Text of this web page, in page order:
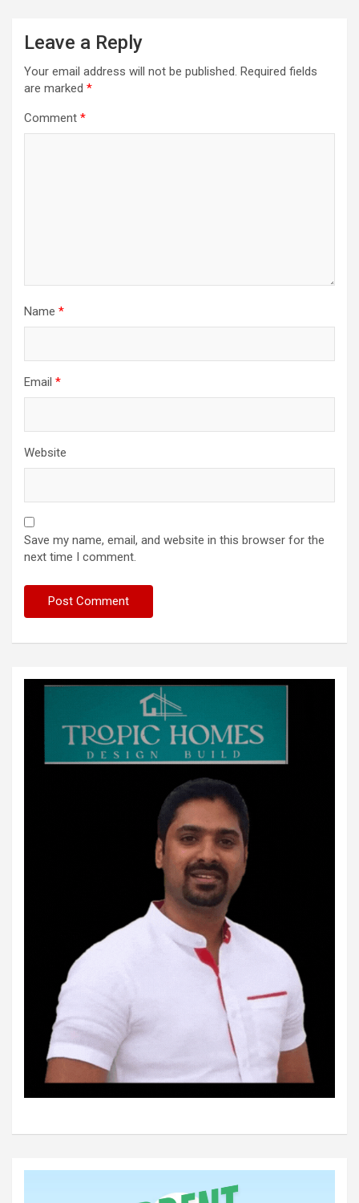
Leave a Reply
Your email address will not be published. Required fields
are marked *
Comment *
Name *
Email *
Website
Save my name, email, and website in this browser for the
next time I comment.